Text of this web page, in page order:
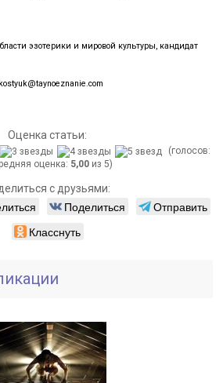
эзотерики и мировой культуры, кандидат
Оценка статьи:
(голосов:
оценка: 5,00из 5)
с друзьями:
Поделиться
Отправить
Класснуть